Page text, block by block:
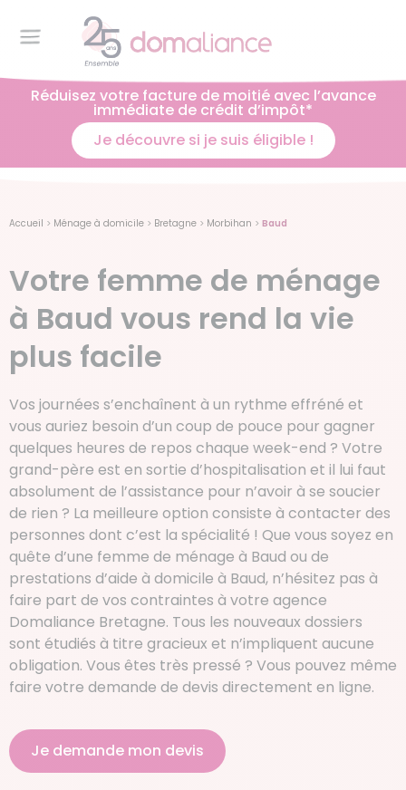
Réduisez votre facture de moitié avec l’avance
immédiate de crédit d’impôt*
Je découvre si je suis éligible !
Accueil > Ménage à domicile > Bretagne > Morbihan > Baud
Votre femme de ménage
à Baud vous rend la vie
plus facile
Vos journées s’enchaînent à un rythme effréné et
vous auriez besoin d’un coup de pouce pour gagner
quelques heures de repos chaque week-end ? Votre
grand-père est en sortie d’hospitalisation et il lui faut
absolument de l’assistance pour n’avoir à se soucier
de rien ? La meilleure option consiste à contacter des
personnes dont c’est la spécialité ! Que vous soyez en
quête d’une femme de ménage à Baud ou de
prestations d’aide à domicile à Baud, n’hésitez pas à
faire part de vos contraintes à votre agence
Domaliance Bretagne. Tous les nouveaux dossiers
sont étudiés à titre gracieux et n’impliquent aucune
obligation. Vous êtes très pressé ? Vous pouvez même
faire votre demande de devis directement en ligne.
Je demande mon devis